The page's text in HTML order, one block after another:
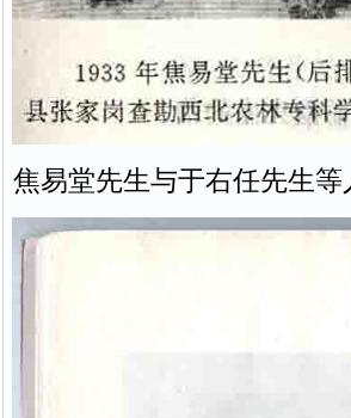
焦易堂先生与于右任先生